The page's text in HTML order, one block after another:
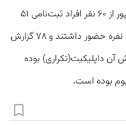
اعلام شد و طبق گفته پریماه محمدپور از ۶۰ نفر افراد ثبت‌نامی ۵۱
نفر در ۲۲ تیم‌ در قالب تیم‌های ۱ تا ۵ نفره حضور داشتند و ۷۸ گزارش
ارسال شده که ۱۹ گزارش آن داپلیکیت(تکراری) بوده